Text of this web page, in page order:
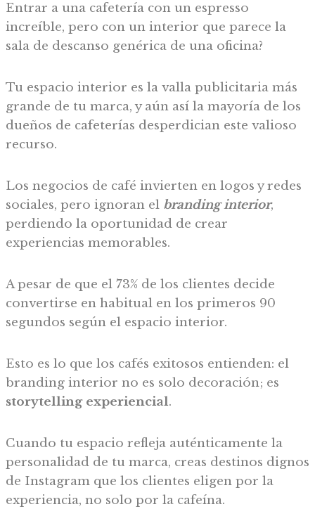
Entrar a una cafetería con un espresso
increíble, pero con un interior que parece la
sala de descanso genérica de una oficina?
Tu espacio interior es la valla publicitaria más
grande de tu marca, y aún así la mayoría de los
dueños de cafeterías desperdician este valioso
recurso.
Los negocios de café invierten en logos y redes
sociales, pero ignoran el branding interior,
perdiendo la oportunidad de crear
experiencias memorables.
A pesar de que el 73% de los clientes decide
convertirse en habitual en los primeros 90
segundos según el espacio interior.
Esto es lo que los cafés exitosos entienden: el
branding interior no es solo decoración; es
storytelling experiencial.
Cuando tu espacio refleja auténticamente la
personalidad de tu marca, creas destinos dignos
de Instagram que los clientes eligen por la
experiencia, no solo por la cafeína.